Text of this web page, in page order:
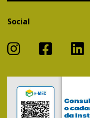
Social